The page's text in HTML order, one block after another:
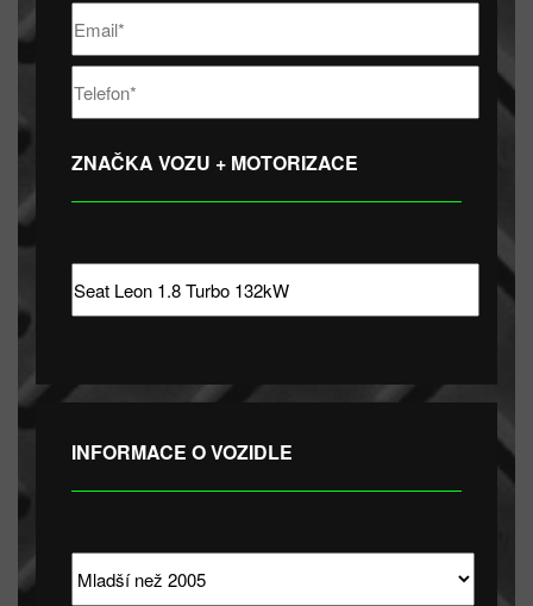
ZNAČKA VOZU + MOTORIZACE
INFORMACE O VOZIDLE